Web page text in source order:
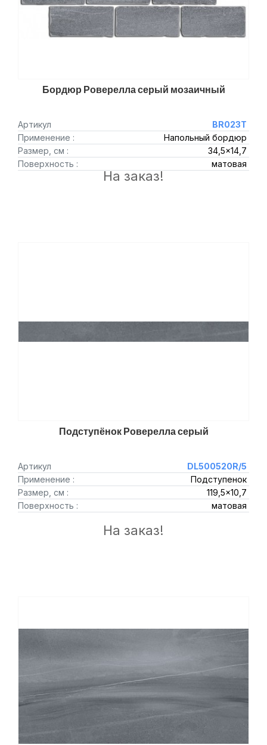
Бордюр Роверелла серый мозаичный
Артикул
BR023T
Применение :
Напольный бордюр
Размер, см :
34,5x14,7
Поверхность :
матовая
На заказ!
Подступёнок Роверелла серый
Артикул
DL500520R/5
Применение :
Подступенок
Размер, см :
119,5x10,7
Поверхность :
матовая
На заказ!